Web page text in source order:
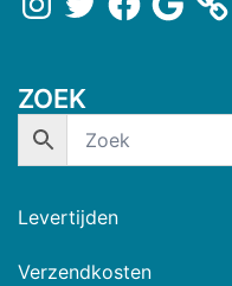
ZOEK
Levertijden
Verzendkosten